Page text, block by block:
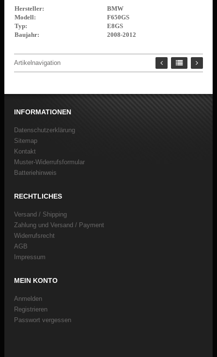
Hersteller:
BMW
Modell:
F650GS
Typ:
E8GS
Baujahr:
2008-2012
Artikelnavigation
INFORMATIONEN
Datenschutzerklärung
Sitemap
Kontakt
Muster-Widerrufsformular
Batteriehinweis
RECHTLICHES
Versand / Shipping
Zahlung und Versand / Payment
Widerrufsrecht
AGB
Impressum
MEIN KONTO
Anmelden
Registrieren
Passwort vergessen